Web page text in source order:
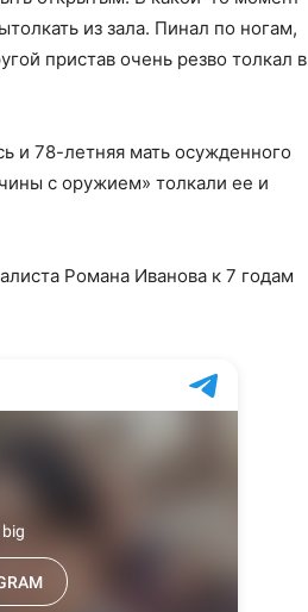
из зала. Пинал по ногам,
пристав очень резво толкал в
и 78-летняя мать осужденного
с оружием» толкали ее и
Романа Иванова к 7 годам